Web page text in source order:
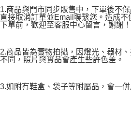
1.商品與門市同步販售中，下單後不
直接取消訂單並Email聯繫您。造成
下單前，歡迎至客服中心留言，謝謝！
2.商品皆為實物拍攝，因燈光、器材
不同，照片與實品會產生些許色差。
3.如附有鞋盒、袋子等附屬品，會一併